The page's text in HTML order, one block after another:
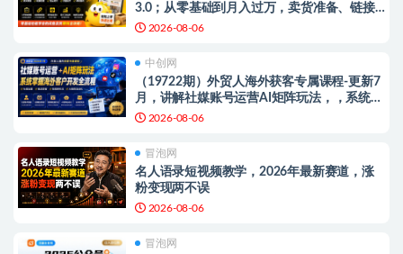
3.0；从零基础到月入过万，卖货准备、链接
搭建到选品定价全拆解
2026-08-06
中创网
（19722期）外贸人海外获客专属课程-更新7
月，讲解社媒账号运营AI矩阵玩法，，系统掌
握海外客户开发全流程实战方法
2026-08-06
冒泡网
名人语录短视频教学，2026年最新赛道，涨
粉变现两不误
2026-08-06
冒泡网